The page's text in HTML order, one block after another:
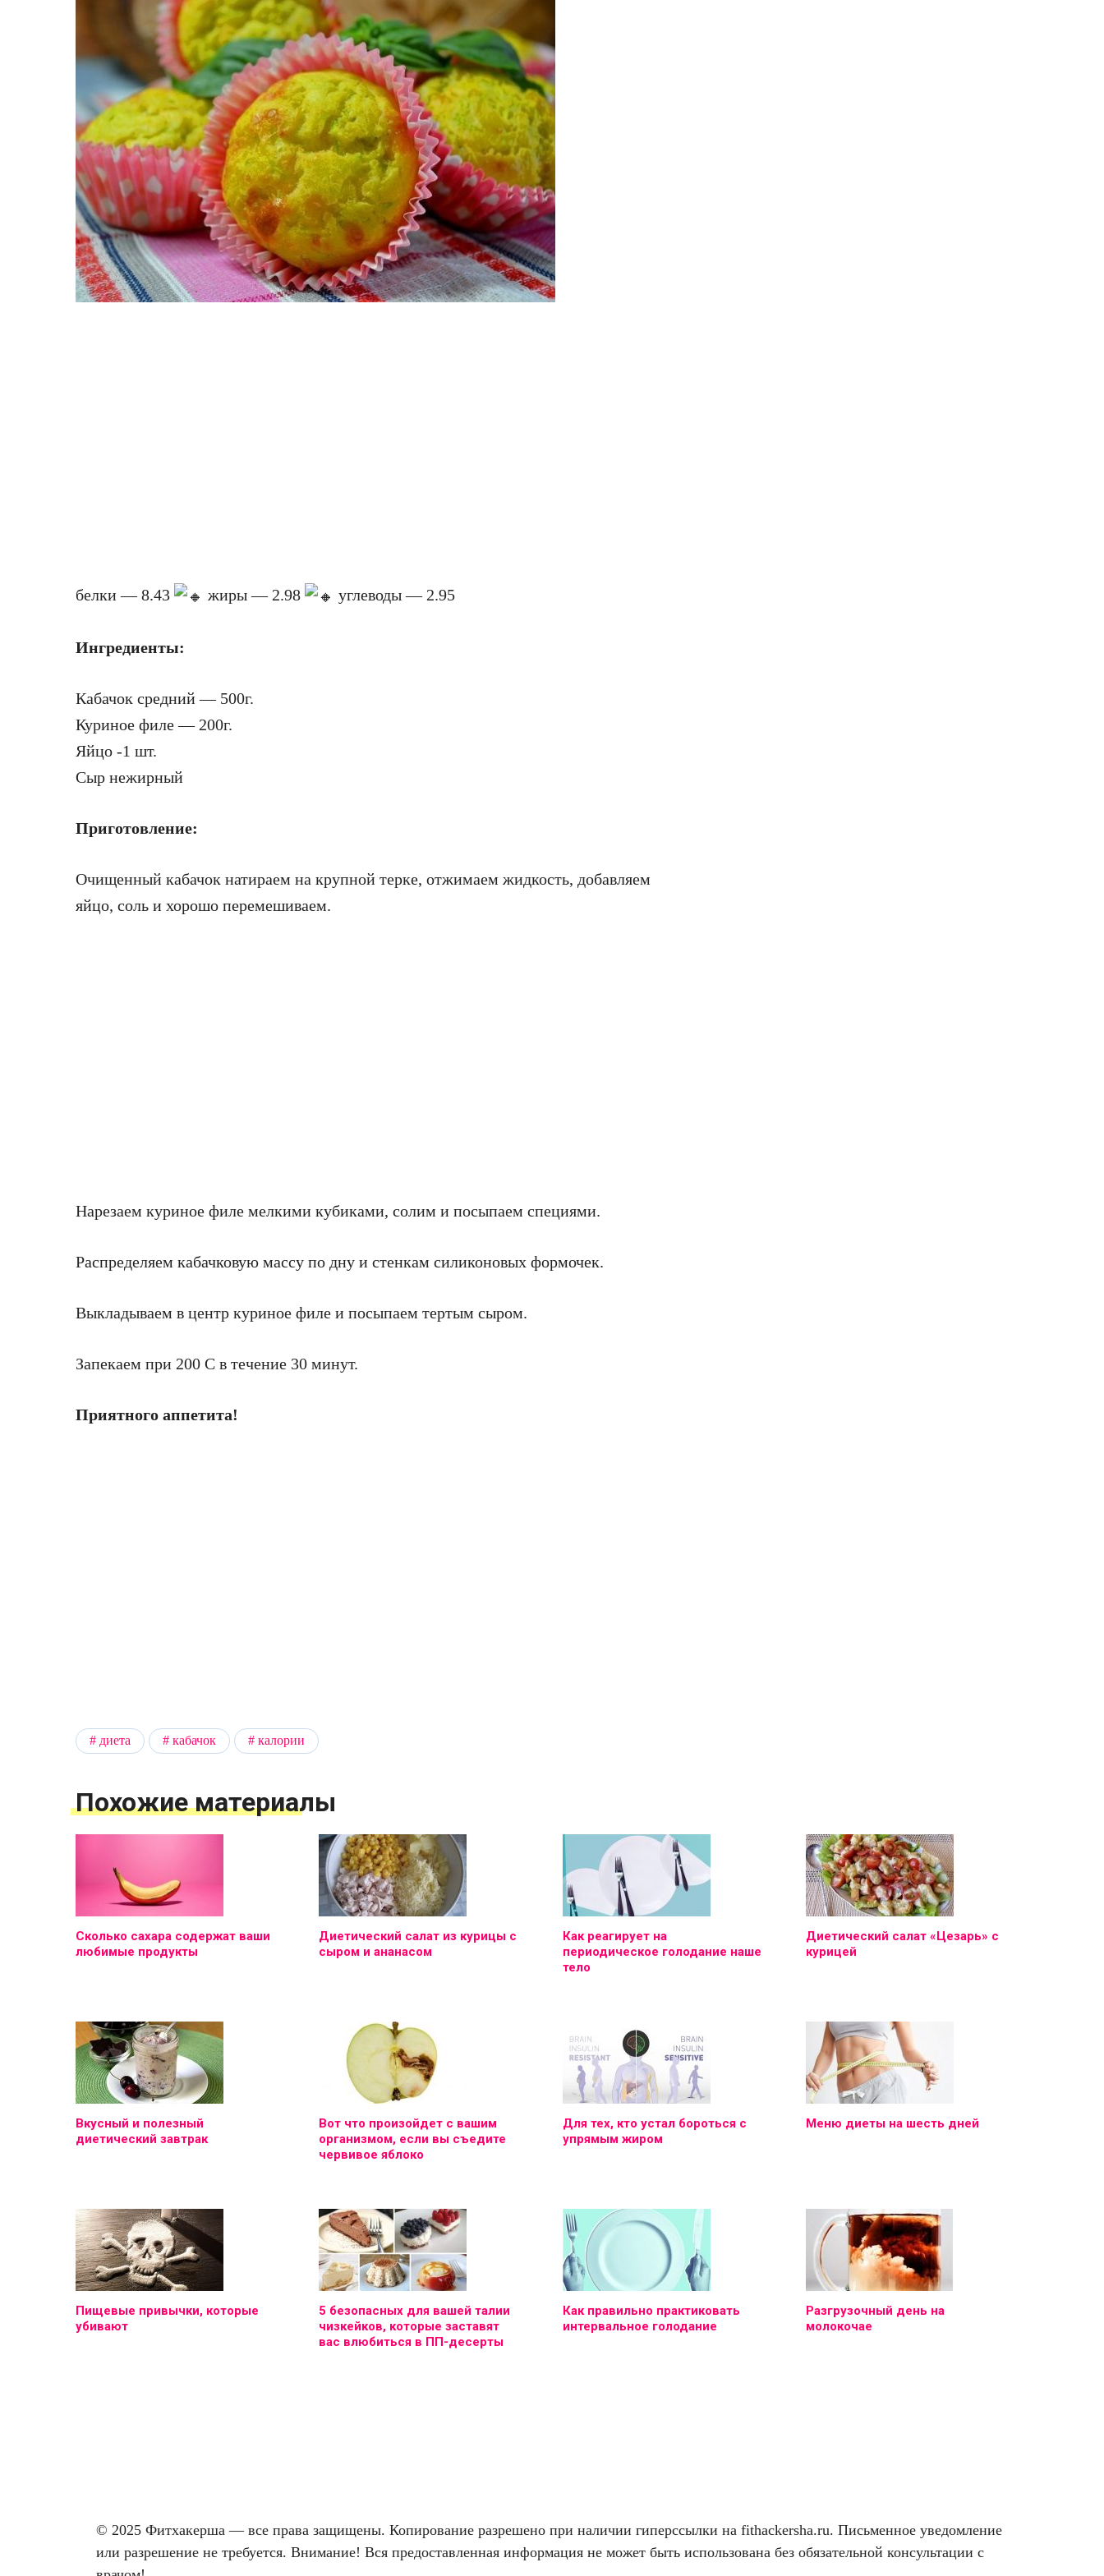
белки — 8.43 жиры — 2.98 углеводы — 2.95
Ингредиенты:
Кабачок средний — 500г.
Куриное филе — 200г.
Яйцо -1 шт.
Сыр нежирный
Приготовление:
Очищенный кабачок натираем на крупной терке, отжимаем жидкость, добавляем
яйцо, соль и хорошо перемешиваем.
Нарезаем куриное филе мелкими кубиками, солим и посыпаем специями.
Распределяем кабачковую массу по дну и стенкам силиконовых формочек.
Выкладываем в центр куриное филе и посыпаем тертым сыром.
Запекаем при 200 С в течение 30 минут.
Приятного аппетита!
диета кабачок калории
Похожие материалы
Сколько сахара содержат ваши
любимые продукты
Диетический салат из курицы с
сыром и ананасом
Как реагирует на
периодическое голодание наше
тело
Диетический салат «Цезарь» с
курицей
Вкусный и полезный
диетический завтрак
Вот что произойдет с вашим
организмом, если вы съедите
червивое яблоко
Для тех, кто устал бороться с
упрямым жиром
Меню диеты на шесть дней
Пищевые привычки, которые
убивают
5 безопасных для вашей талии
чизкейков, которые заставят
вас влюбиться в ПП-десерты
Как правильно практиковать
интервальное голодание
Разгрузочный день на
молокочае
© 2025 Фитхакерша — все права защищены. Копирование разрешено при наличии гиперссылки на fithackersha.ru. Письменное уведомление
или разрешение не требуется. Внимание! Вся предоставленная информация не может быть использована без обязательной консультации с